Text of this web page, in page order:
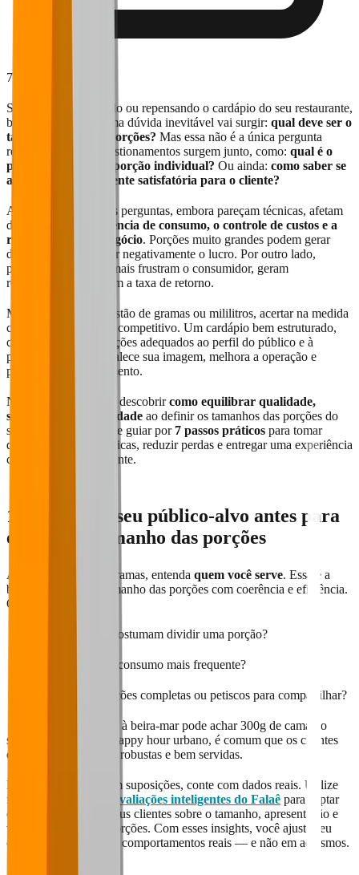
7 de julho de 2025
Se você está montando ou repensando o cardápio do seu restaurante,
bar ou lanchonete, uma dúvida inevitável vai surgir: qual deve ser o
tamanho ideal das porções? Mas essa não é a única pergunta
relevante. Outros questionamentos surgem junto, como: qual é o
peso médio de uma porção individual? Ou ainda: como saber se
a porção está realmente satisfatória para o cliente?
A verdade é que essas perguntas, embora pareçam técnicas, afetam
diretamente
a experiência de consumo, o controle de custos e a
reputação do seu negócio. Porções muito grandes podem gerar
desperdício e impactar negativamente o lucro. Por outro lado,
porções pequenas demais frustram o consumidor, geram
reclamações e reduzem a taxa de retorno.
Mais do que uma questão de gramas ou mililitros, acertar na medida
certa é um diferencial competitivo. Um cardápio bem estruturado,
com tamanhos de porções adequados ao perfil do público e à
proposta da casa, fortalece sua imagem, melhora a operação e
potencializa o faturamento.
Neste artigo, você vai descobrircomo equilibrar qualidade,
satisfação e rentabilidade ao definir os tamanhos das porções do
seu cardápio. Vamos te guiar por 7 passos práticos para tomar
decisões mais estratégicas, reduzir perdas e entregar uma experiência
consistente a cada cliente.
1. Conheça o seu público-alvo antes para
escolher o tamanho das porções
Antes de pensar em gramas, entenda quem você serve. Essa é a
base para definir o tamanho das porções com coerência e eficiência.
Observe:
Quantas pessoas costumam dividir uma porção?
Qual o horário de consumo mais frequente?
Eles buscam refeições completas ou petiscos para compartilhar?
🎯 Exemplo: um casal à beira-mar pode achar 300g de camarão
suficiente. Já em um happy hour urbano, é comum que os clientes
esperem porções mais robustas e bem servidas.
Para não trabalhar com suposições, conte com dados reais. Utilize
ferramentas como as
avaliações inteligentes do Falaê para captar
opiniões diretas dos seus clientes sobre o tamanho, apresentação e
valor percebido das porções. Com esses insights, você ajusta seu
cardápio com base em comportamentos reais — e não em achismos.